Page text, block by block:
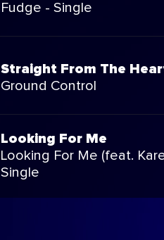
Fudge - Single
Straight From The
Ground Control
Looking For Me
Looking For Me (feat.
Single